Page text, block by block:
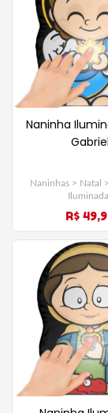
Naninha
Gabriel
Naninhas > Natal
R$